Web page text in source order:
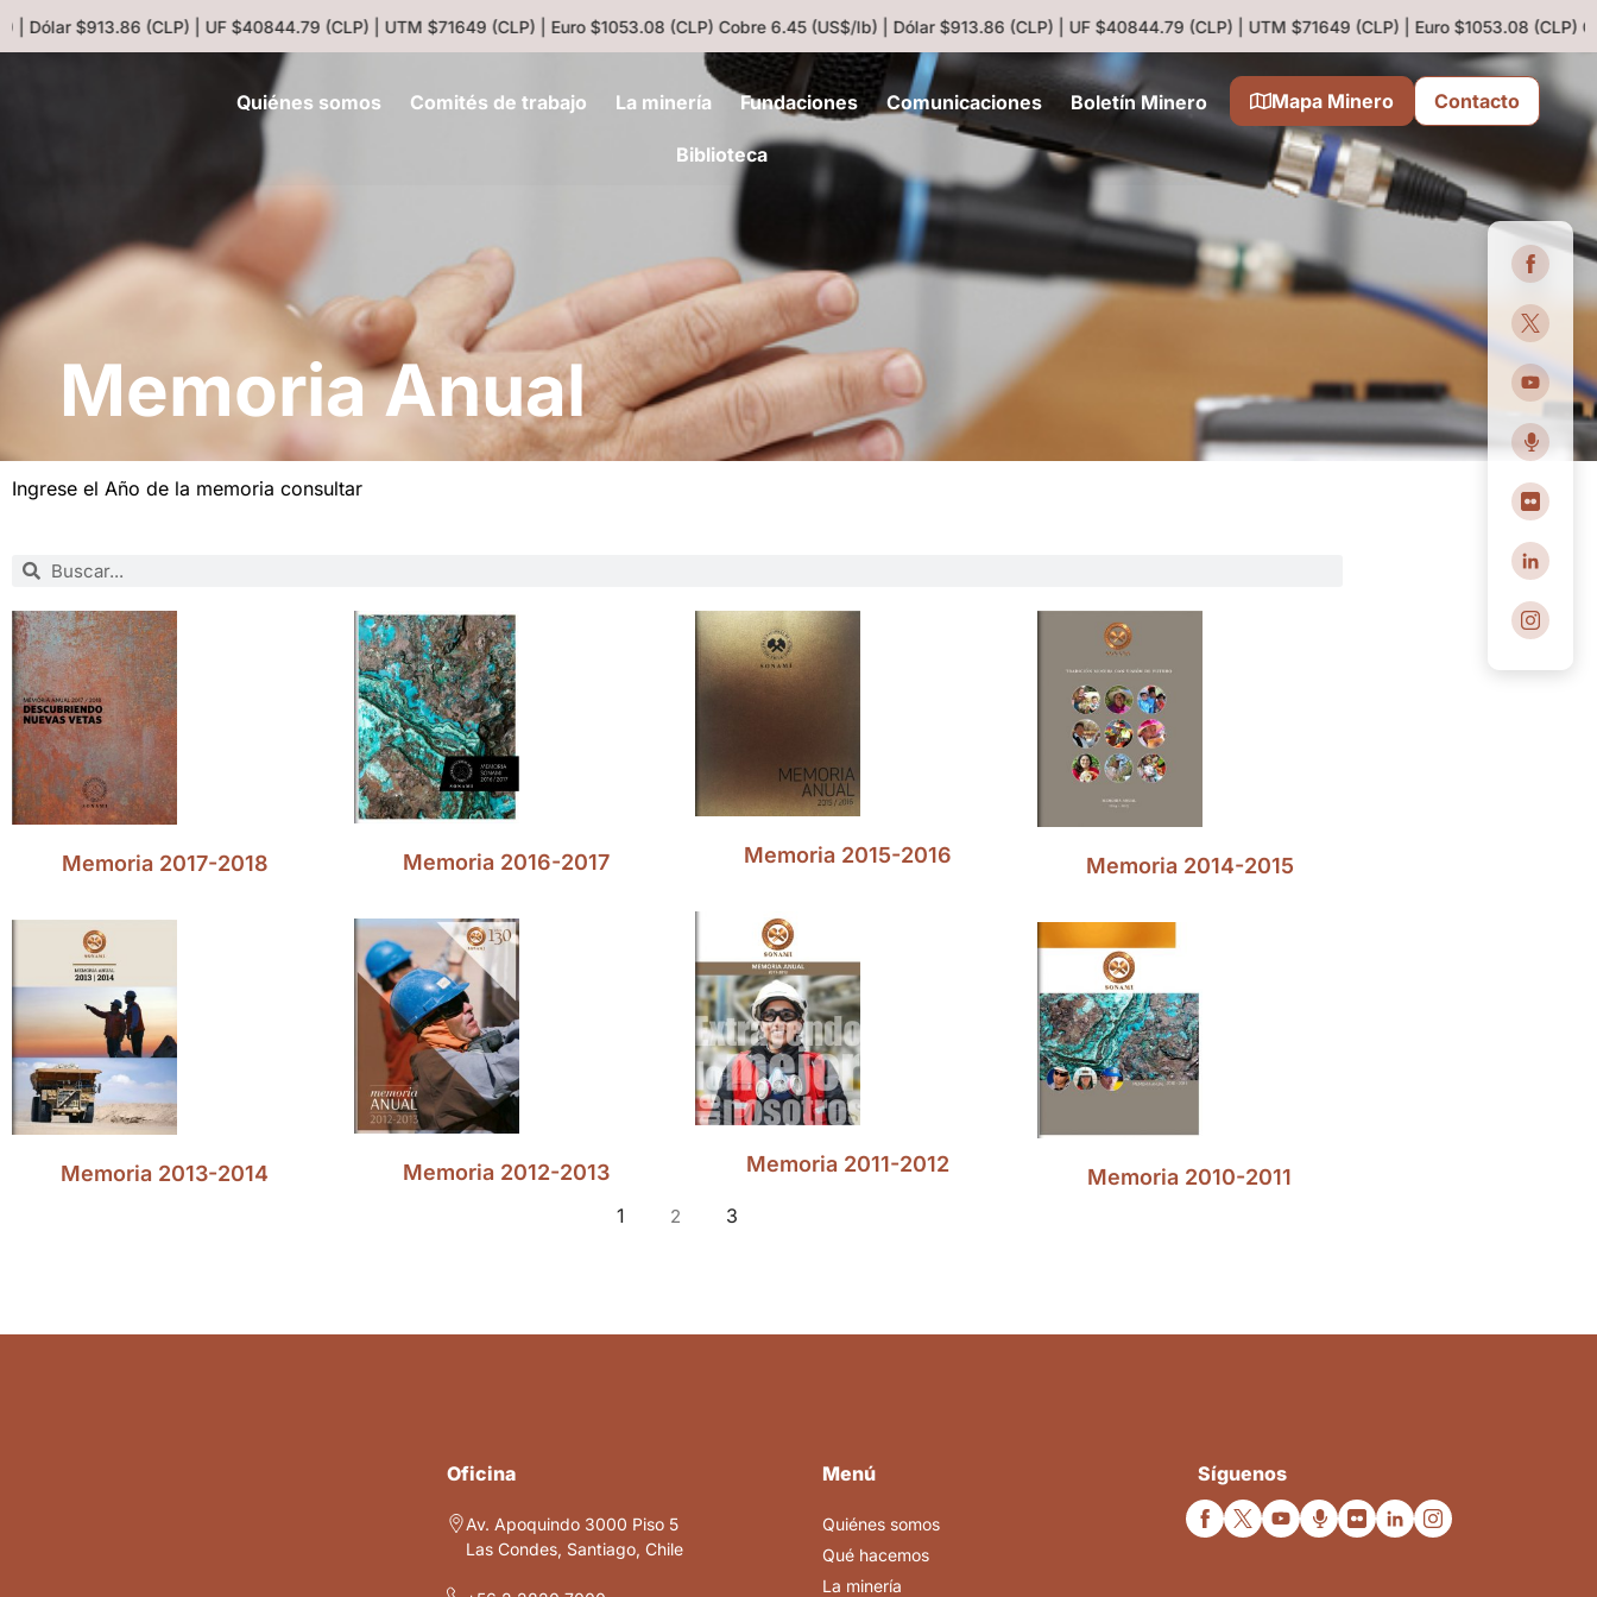
Dólar $913.86 (CLP) | UF $40844.79 (CLP) | UTM $71649 (CLP) | Euro $1053.08 (CLP)Cobre 6.45 (US$/lb) | Dólar $913.86 (CLP) | UF $40844.79 (CLP) | UTM $71649 (CLP) | Euro $1053.08 (CLP)
Quiénes somos Comités de trabajo La minería Fundaciones Comunicaciones Boletín Minero
Biblioteca
Mapa Minero Contacto
Memoria Anual
Ingrese el Año de la memoria consultar
Memoria 2017-2018 Memoria 2016-2017 Memoria 2015-2016 Memoria 2014-2015
Memoria 2013-2014 Memoria 2012-2013 Memoria 2011-2012
Memoria 2010-2011
1 2 3
Oficina
Av. Apoquindo 3000 Piso 5
Las Condes, Santiago, Chile
Menú
Quiénes somos
Qué hacemos
La minería
Síguenos